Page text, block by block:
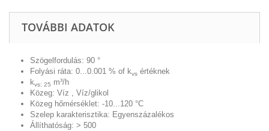
TOVÁBBI ADATOK
Szögelfordulás: 90 °
Folyási ráta: 0...0.001 % of kvs értéknek
kvs: 25 m³/h
Közeg: Víz , Víz/glikol
Közeg hőmérséklet: -10...120 °C
Szelep karakterisztika: Egyenszázalékos
Állíthatóság: > 500